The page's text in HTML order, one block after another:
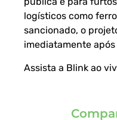
logísticos como
sancionado, o
imediatamente
Assista a Blink ao